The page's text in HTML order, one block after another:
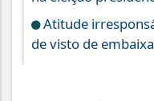
Atitude
de visto de